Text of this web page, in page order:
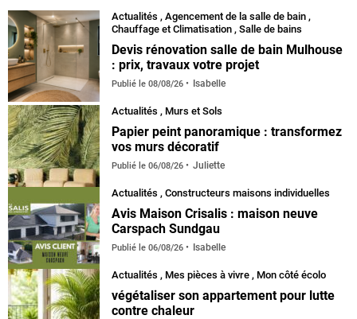
Actualités , Agencement de la salle de bain ,
Chauffage et Climatisation , Salle de bains
Devis rénovation salle de bain Mulhouse
: prix, travaux votre projet
Publié le 08/08/26 Isabelle
Actualités , Murs et Sols
Papier peint panoramique : transformez
vos murs décoratif
Publié le 06/08/26 Juliette
Actualités , Constructeurs maisons individuelles
Avis Maison Crisalis : maison neuve
Carspach Sundgau
Publié le 06/08/26 Isabelle
Actualités , Mes pièces à vivre , Mon côté écolo
végétaliser son appartement pour lutte
contre chaleur